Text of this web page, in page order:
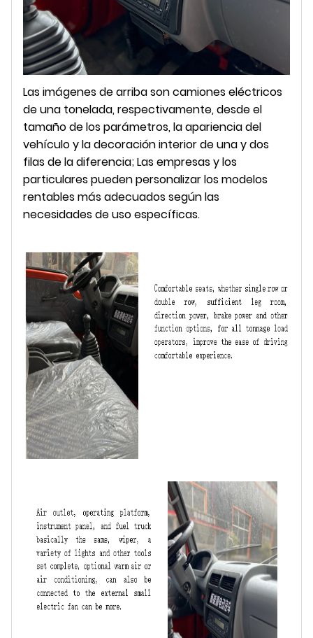
Las imágenes de arriba son camiones eléctricos
de una tonelada, respectivamente, desde el
tamaño de los parámetros, la apariencia del
vehículo y la decoración interior de una y dos
filas de la diferencia; Las empresas y los
particulares pueden personalizar los modelos
rentables más adecuados según las
necesidades de uso específicas.